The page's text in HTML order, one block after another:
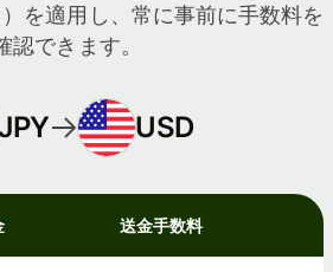
を適用し、常に事前に手数料を
認できます。
USD
送金手数料